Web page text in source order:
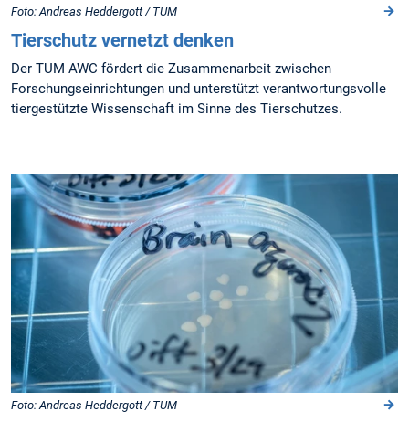
Foto: Andreas Heddergott / TUM
Tierschutz vernetzt denken
Der TUM AWC fördert die Zusammenarbeit zwischen
Forschungseinrichtungen und unterstützt verantwortungsvolle
tiergestützte Wissenschaft im Sinne des Tierschutzes.
Foto: Andreas Heddergott / TUM